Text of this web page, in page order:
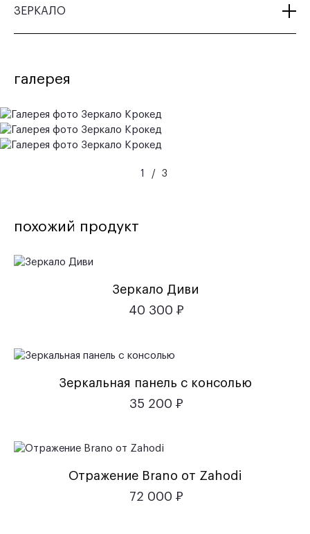
ЗЕРКАЛО
галерея
1 /3
похожий продукт
Зеркало Диви
40 300 Р
Зеркальная панель с консолью
35 200 Р
Отражение Brano от Zahodi
72 000 Р